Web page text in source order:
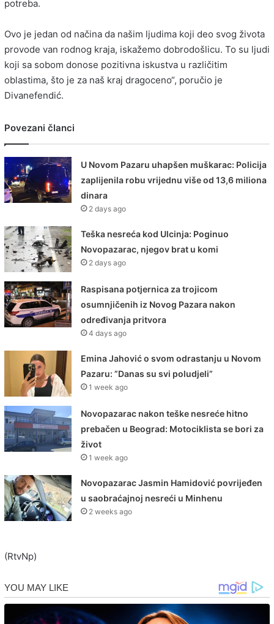
potreba.
Ovo je jedan od načina da našim ljudima koji deo svog života
provode van rodnog kraja, iskažemo dobrodošlicu. To su ljudi
koji sa sobom donose pozitivna iskustva u različitim
oblastima, što je za naš kraj dragoceno“, poručio je
Divanefendić.
Povezani članci
U Novom Pazaru uhapšen muškarac: Policija
zaplijenila robu vrijednu više od 13,6 miliona
dinara
2 days ago
Teška nesreća kod Ulcinja: Poginuo
Novopazarac, njegov brat u komi
2 days ago
Raspisana potjernica za trojicom
osumnjičenih iz Novog Pazara nakon
određivanja pritvora
4 days ago
Emina Jahović o svom odrastanju u Novom
Pazaru: ”Danas su svi poludjeli”
1 week ago
Novopazarac nakon teške nesreće hitno
prebačen u Beograd: Motociklista se bori za
život
1 week ago
Novopazarac Jasmin Hamidović povrijeđen
u saobraćajnoj nesreći u Minhenu
2 weeks ago
(RtvNp)